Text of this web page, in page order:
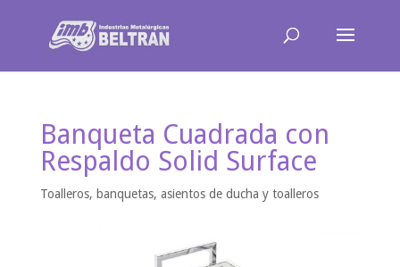
Banqueta Cuadrada con
Respaldo Solid Surface
Toalleros, banquetas, asientos de ducha y toalleros